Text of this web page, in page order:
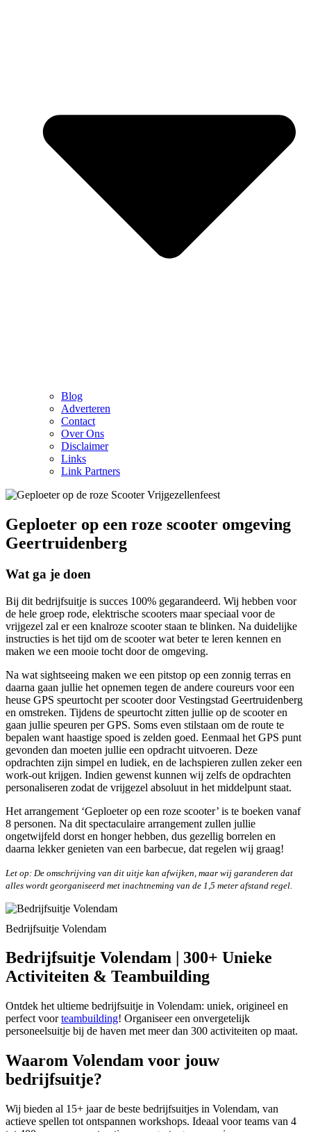
Blog
Adverteren
Contact
Over Ons
Disclaimer
Links
Link Partners
Geploeter op een roze scooter omgeving
Geertruidenberg
Wat ga je doen
Bij dit bedrijfsuitje is succes 100% gegarandeerd. Wij hebben voor
de hele groep rode, elektrische scooters maar speciaal voor de
vrijgezel zal er een knalroze scooter staan te blinken. Na duidelijke
instructies is het tijd om de scooter wat beter te leren kennen en
maken we een mooie tocht door de omgeving.
Na wat sightseeing maken we een pitstop op een zonnig terras en
daarna gaan jullie het opnemen tegen de andere coureurs voor een
heuse GPS speurtocht per scooter door Vestingstad Geertruidenberg
en omstreken. Tijdens de speurtocht zitten jullie op de scooter en
gaan jullie speuren per GPS. Soms even stilstaan om de route te
bepalen want haastige spoed is zelden goed. Eenmaal het GPS punt
gevonden dan moeten jullie een opdracht uitvoeren. Deze
opdrachten zijn simpel en ludiek, en de lachspieren zullen zeker een
work-out krijgen. Indien gewenst kunnen wij zelfs de opdrachten
personaliseren zodat de vrijgezel absoluut in het middelpunt staat.
Het arrangement ‘Geploeter op een roze scooter’ is te boeken vanaf
8 personen. Na dit spectaculaire arrangement zullen jullie
ongetwijfeld dorst en honger hebben, dus gezellig borrelen en
daarna lekker genieten van een barbecue, dat regelen wij graag!
Let op: De omschrijving van dit uitje kan afwijken, maar wij garanderen dat
alles wordt georganiseerd met inachtneming van de 1,5 meter afstand regel.
Bedrijfsuitje Volendam
Bedrijfsuitje Volendam | 300+ Unieke
Activiteiten & Teambuilding
Ontdek het ultieme bedrijfsuitje in Volendam: uniek, origineel en
perfect voorteambuilding! Organiseer een onvergetelijk
personeelsuitje bij de haven met meer dan 300 activiteiten op maat.
Waarom Volendam voor jouw
bedrijfsuitje?
Wij bieden al 15+ jaar de beste bedrijfsuitjes in Volendam, van
actieve spellen tot ontspannen workshops. Ideaal voor teams van 4